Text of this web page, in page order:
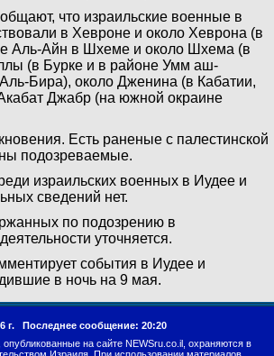
что израильские военные в
в Хевроне и около Хеврона (в
Аль-Айн в Шхеме и около Шхема (в
(в Бурке и в районе Умм аш-
Бира), около Дженина (в Кабатии,
Джабр (на южной окраине
Есть раненые с палестинской
подозреваемые.
израильских военных в Иудее и
сведений нет.
по подозрению в
уточняется.
события в Иудее и
в ночь на 9 мая.
г. Последнее сообщение: 20:20
на сайте NEWSru.co.il, охраняются в